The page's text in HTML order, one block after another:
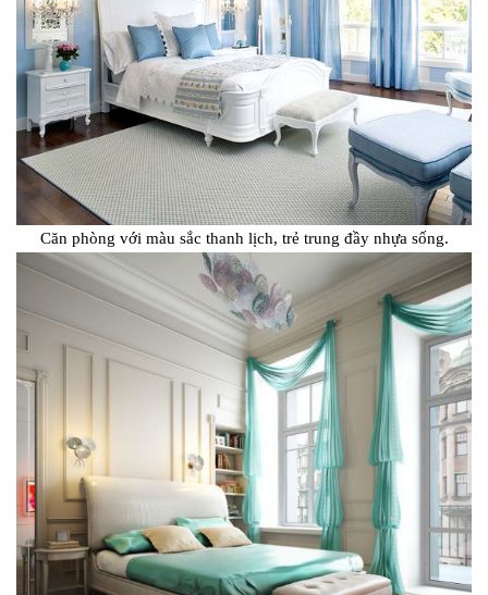
Căn phòng với màu sắc thanh lịch, trẻ trung đầy nhựa sống.